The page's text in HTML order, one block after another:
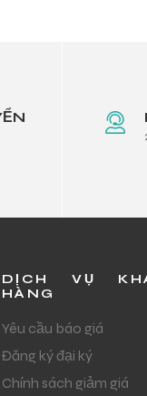
DỊCH VỤ
HÀNG
Yêu cầu báo giá
Đăng ký đại ký
Chính sách giảm giá